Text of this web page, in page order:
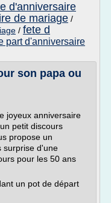
d'anniversaire
de mariage /
/ fete d
part d'anniversaire
son papa ou
joyeux anniversaire
petit discours
propose un
surprise d'une
pour les 50 ans
un pot de départ